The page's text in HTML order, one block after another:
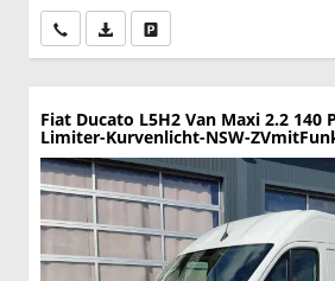
Wir rufen Sie anPDF-Datei, Fahrzeugexposé
Fiat Ducato L5H2 Van Maxi 2.2 140
Limiter-Kurvenlicht-NSW-